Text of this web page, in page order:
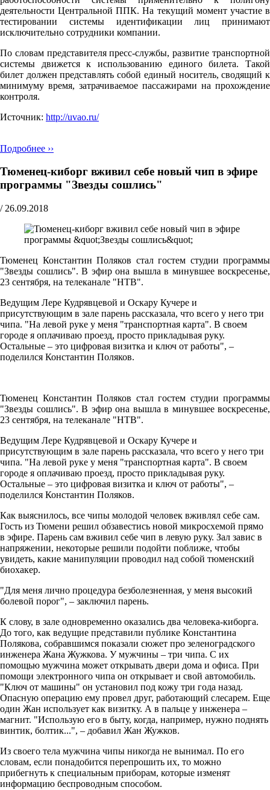
деятельности Центральной ППК. На текущий момент участие в
тестировании системы идентификации лиц принимают
исключительно сотрудники компании.
По словам представителя пресс-службы, развитие транспортной
системы движется к использованию единого билета. Такой
билет должен представлять собой единый носитель, сводящий к
минимуму время, затрачиваемое пассажирами на прохождение
контроля.
Источник: http://uvao.ru/
Подробнее ››
Тюменец-киборг вживил себе новый чип в эфире
программы "Звезды сошлись"
/ 26.09.2018
Тюменец Константин Поляков стал гостем студии программы
"Звезды сошлись". В эфир она вышла в минувшее воскресенье,
23 сентября, на телеканале "НТВ".
Ведущим Лере Кудрявцевой и Оскару Кучере и
присутствующим в зале парень рассказала, что всего у него три
чипа. "На левой руке у меня "транспортная карта". В своем
городе я оплачиваю проезд, просто прикладывая руку.
Остальные – это цифровая визитка и ключ от работы", –
поделился Константин Поляков.
Тюменец Константин Поляков стал гостем студии программы
"Звезды сошлись". В эфир она вышла в минувшее воскресенье,
23 сентября, на телеканале "НТВ".
Ведущим Лере Кудрявцевой и Оскару Кучере и
присутствующим в зале парень рассказала, что всего у него три
чипа. "На левой руке у меня "транспортная карта". В своем
городе я оплачиваю проезд, просто прикладывая руку.
Остальные – это цифровая визитка и ключ от работы", –
поделился Константин Поляков.
Как выяснилось, все чипы молодой человек вживлял себе сам.
Гость из Тюмени решил обзавестись новой микросхемой прямо
в эфире. Парень сам вживил себе чип в левую руку. Зал завис в
напряжении, некоторые решили подойти поближе, чтобы
увидеть, какие манипуляции проводил над собой тюменский
биохакер.
"Для меня лично процедура безболезненная, у меня высокий
болевой порог", – заключил парень.
К слову, в зале одновременно оказались два человека-киборга.
До того, как ведущие представили публике Константина
Полякова, собравшимся показали сюжет про зеленоградского
инженера Жана Жужкова. У мужчины – три чипа. С их
помощью мужчина может открывать двери дома и офиса. При
помощи электронного чипа он открывает и свой автомобиль.
"Ключ от машины" он установил под кожу три года назад.
Опасную операцию ему провел друг, работающий слесарем. Еще
один Жан использует как визитку. А в пальце у инженера –
магнит. "Использую его в быту, когда, например, нужно поднять
винтик, болтик...", – добавил Жан Жужков.
Из своего тела мужчина чипы никогда не вынимал. По его
словам, если понадобится перепрошить их, то можно
прибегнуть к специальным приборам, которые изменят
информацию беспроводным способом.